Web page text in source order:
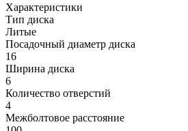
Характеристики
Тип диска
Литые
Посадочный диаметр диска
16
Ширина диска
6
Количество отверстий
4
Межболтовое расстояние